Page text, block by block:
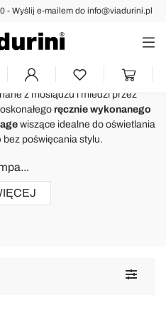
- Wyślij e-mailem do info@viadurini.pl
Retro i Lampa
dla Domu
z mosiądzu i miedzi przez
ręcznie wykonanego
wiszące idealne do oświetlania
bez poświęcania stylu.
Toggle